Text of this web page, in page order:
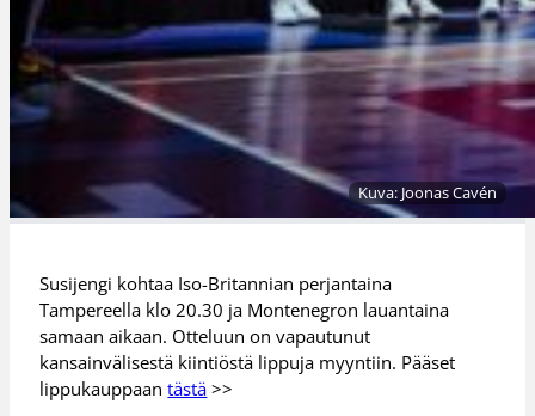
Kuva: Joonas Cavén
Susijengi kohtaa Iso-Britannian perjantaina
Tampereella klo 20.30 ja Montenegron lauantaina
samaan aikaan. Otteluun on vapautunut
kansainvälisestä kiintiöstä lippuja myyntiin. Pääset
lippukauppaantästä >>